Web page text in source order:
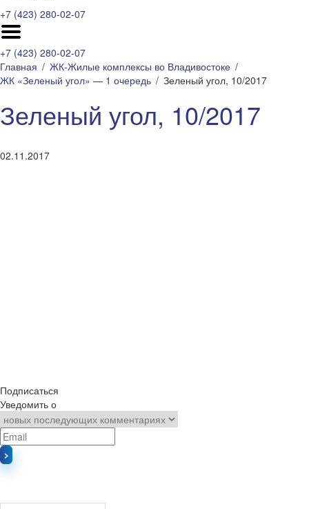
+7 (423) 280-02-07
+7 (423) 280-02-07
Главная
ЖК-Жилые комплексы во Владивостоке
ЖК «Зеленый угол» — 1 очередь
Зеленый угол, 10/2017
Зеленый угол, 10/2017
02.11.2017
Подписаться
Уведомить о